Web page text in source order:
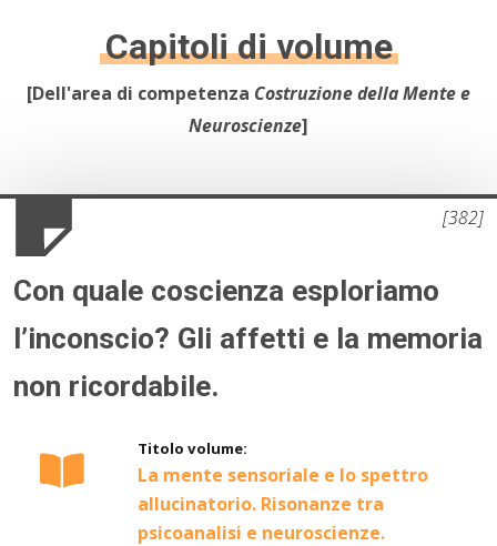
Psicoanalisi e Istituzioni Sanitarie
Formazione operatori sanitari
12.
Psicoanalisi e psicosociologia del linguaggio iconico e
Capitoli di volume
[Dell'area di competenza Costruzione della Mente e
Neuroscienze]
Con quale coscienza esploriamo
l’inconscio? Gli affetti e la memoria
non ricordabile.
[382]
Titolo volume:
La mente sensoriale e lo spettro
allucinatorio. Risonanze tra
psicoanalisi e neuroscienze.